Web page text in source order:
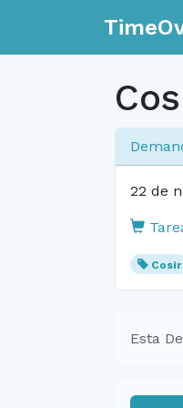
22 de
Cosir
Esta